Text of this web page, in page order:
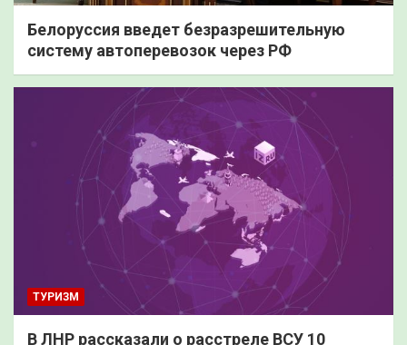
Белоруссия введет безразрешительную
систему автоперевозок через РФ
ТУРИЗМ
В ЛНР рассказали о расстреле ВСУ 10